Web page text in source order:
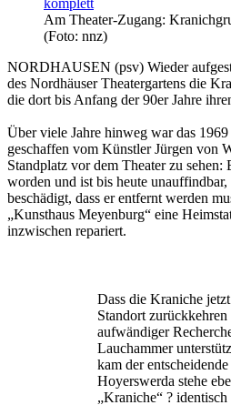
Am Theater-Zugang:
(Foto: nnz)
NORDHAUSEN (psv) Wieder
des Nordhäuser Theatergartens die
die dort bis Anfang der 90er Jahre
Über viele Jahre hinweg war das
geschaffen vom Künstler Jürgen von
Standplatz vor dem Theater zu
worden und ist bis heute
beschädigt, dass er entfernt werden
„Kunsthaus Meyenburg“ eine
inzwischen repariert.
Dass die Kraniche
Standort
aufwändiger
Lauchammer
kam der
Hoyerswerda stehe
„Kraniche“ ?